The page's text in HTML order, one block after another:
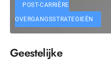
POST-CARRIÈRE
OVERGANGSSTRATEGIEËN
Geestelijke